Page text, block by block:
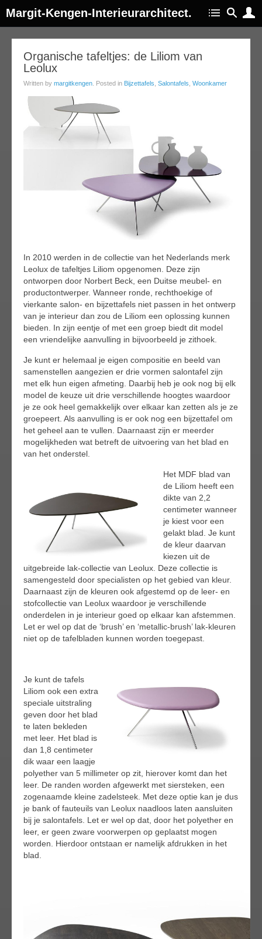
Margit-Kengen-Interieurarchitect.
Organische tafeltjes: de Liliom van
Leolux
Written by margitkengen . Posted in Bijzettafels Salontafels Woonkamer
In 2010 werden in de collectie van het Nederlands merk
Leolux de tafeltjes Liliom opgenomen. Deze zijn
ontworpen door Norbert Beck, een Duitse meubel- en
productontwerper. Wanneer ronde, rechthoekige of
vierkante salon- en bijzettafels niet passen in het ontwerp
van je interieur dan zou de Liliom een oplossing kunnen
bieden. In zijn eentje of met een groep biedt dit model
een vriendelijke aanvulling in bijvoorbeeld je zithoek.
Je kunt er helemaal je eigen compositie en beeld van
samenstellen aangezien er drie vormen salontafel zijn
met elk hun eigen afmeting. Daarbij heb je ook nog bij elk
model de keuze uit drie verschillende hoogtes waardoor
je ze ook heel gemakkelijk over elkaar kan zetten als je ze
groepeert. Als aanvulling is er ook nog een bijzettafel om
het geheel aan te vullen. Daarnaast zijn er meerder
mogelijkheden wat betreft de uitvoering van het blad en
van het onderstel.
Het MDF blad van
de Liliom heeft een
dikte van 2,2
centimeter wanneer
je kiest voor een
gelakt blad. Je kunt
de kleur daarvan
kiezen uit de
uitgebreide lak-collectie van Leolux. Deze collectie is
samengesteld door specialisten op het gebied van kleur.
Daarnaast zijn de kleuren ook afgestemd op de leer- en
stofcollectie van Leolux waardoor je verschillende
onderdelen in je interieur goed op elkaar kan afstemmen.
Let er wel op dat de ‘brush’ en ‘metallic-brush’ lak-kleuren
niet op de tafelbladen kunnen worden toegepast.
Je kunt de tafels
Liliom ook een extra
speciale uitstraling
geven door het blad
te laten bekleden
met leer. Het blad is
dan 1,8 centimeter
dik waar een laagje
polyether van 5 millimeter op zit, hierover komt dan het
leer. De randen worden afgewerkt met siersteken, een
zogenaamde kleine zadelsteek. Met deze optie kan je dus
je bank of fauteuils van Leolux naadloos laten aansluiten
bij je salontafels. Let er wel op dat, door het polyether en
leer, er geen zware voorwerpen op geplaatst mogen
worden. Hierdoor ontstaan er namelijk afdrukken in het
blad.